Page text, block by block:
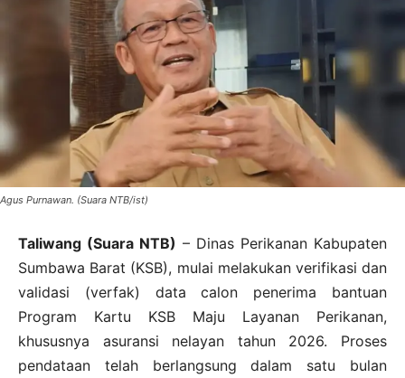
Agus Purnawan. (Suara NTB/ist)
Taliwang (Suara NTB) – Dinas Perikanan Kabupaten
Sumbawa Barat (KSB), mulai melakukan verifikasi dan
validasi (verfak) data calon penerima bantuan
Program Kartu KSB Maju Layanan Perikanan,
khususnya asuransi nelayan tahun 2026. Proses
pendataan telah berlangsung dalam satu bulan